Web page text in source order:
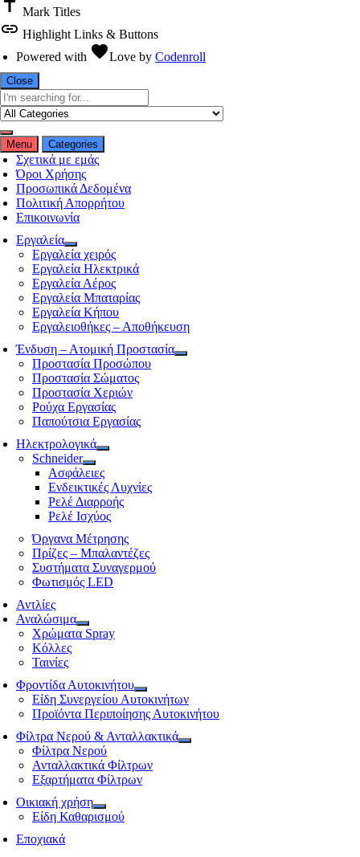
title Mark Titles
link Highlight Links & Buttons
Powered with favoriteLove by Codenroll
Close
Menu Categories
Σχετικά με εμάς
Όροι Χρήσης
Προσωπικά Δεδομένα
Πολιτική Απορρήτου
Επικοινωνία
Εργαλεία
Εργαλεία χειρός
Εργαλεία Ηλεκτρικά
Εργαλεία Αέρος
Εργαλεία Μπαταρίας
Εργαλεία Κήπου
Εργαλειοθήκες – Αποθήκευση
Ένδυση – Ατομική Προστασία
Προστασία Προσώπου
Προστασία Σώματος
Προστασία Χεριών
Ρούχα Εργασίας
Παπούτσια Εργασίας
Ηλεκτρολογικά
Schneider
Ασφάλειες
Ενδεικτικές Λυχνίες
Ρελέ Διαρροής
Ρελέ Ισχύος
Όργανα Μέτρησης
Πρίζες – Μπαλαντέζες
Συστήματα Συναγερμού
Φωτισμός LED
Αντλίες
Αναλώσιμα
Χρώματα Spray
Κόλλες
Ταινίες
Φροντίδα Αυτοκινήτου
Είδη Συνεργείου Αυτοκινήτων
Προϊόντα Περιποίησης Αυτοκινήτου
Φίλτρα Νερού & Ανταλλακτικά
Φίλτρα Νερού
Ανταλλακτικά Φίλτρων
Εξαρτήματα Φίλτρων
Οικιακή χρήση
Είδη Καθαρισμού
Εποχιακά